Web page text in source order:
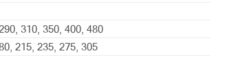
310, 350, 400, 480
215, 235, 275, 305